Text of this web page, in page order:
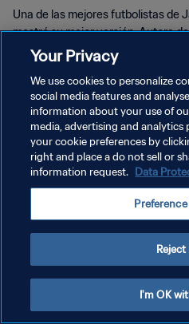
Una de las mejores futbolistas de
mostró su mejor versión. Autora
a Brasil en semifinales "es un
trofeo el 28 de agosto.
POLÍTICA DE PRIVACIDAD
AJUSTAR LA CONFIGURACIÓN DE
Copyright © 1994 - 2026 FIFA. Todos los
Your Privacy
We use cookies to personalize
social media features and
information about your use of
media, advertising and analytics
your cookie preferences by
right and place a do not sell or
information request. Data
Reject
I'm OK